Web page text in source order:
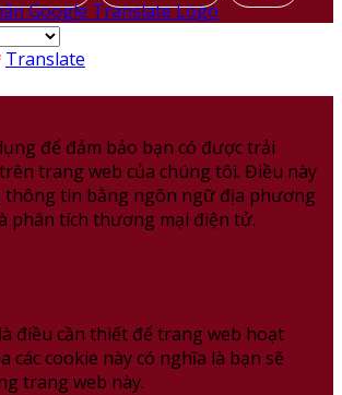
Translate
để đảm bảo bạn có được trải
trang web của chúng tôi. Điều này
thông tin bằng ngôn ngữ địa phương
phân tích thương mại điện tử.
điều cần thiết để trang web hoạt
các cookie này có nghĩa là bạn sẽ
trang web này.